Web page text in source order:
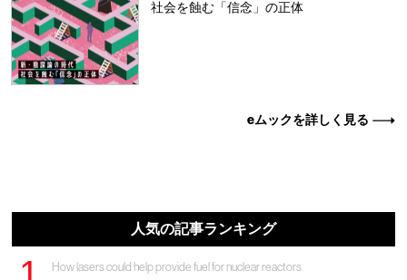
社会を蝕む「信念」の正体
eムックを詳しく見る
人気の記事ランキング
How lasers could help provide fuel for nuclear reactors